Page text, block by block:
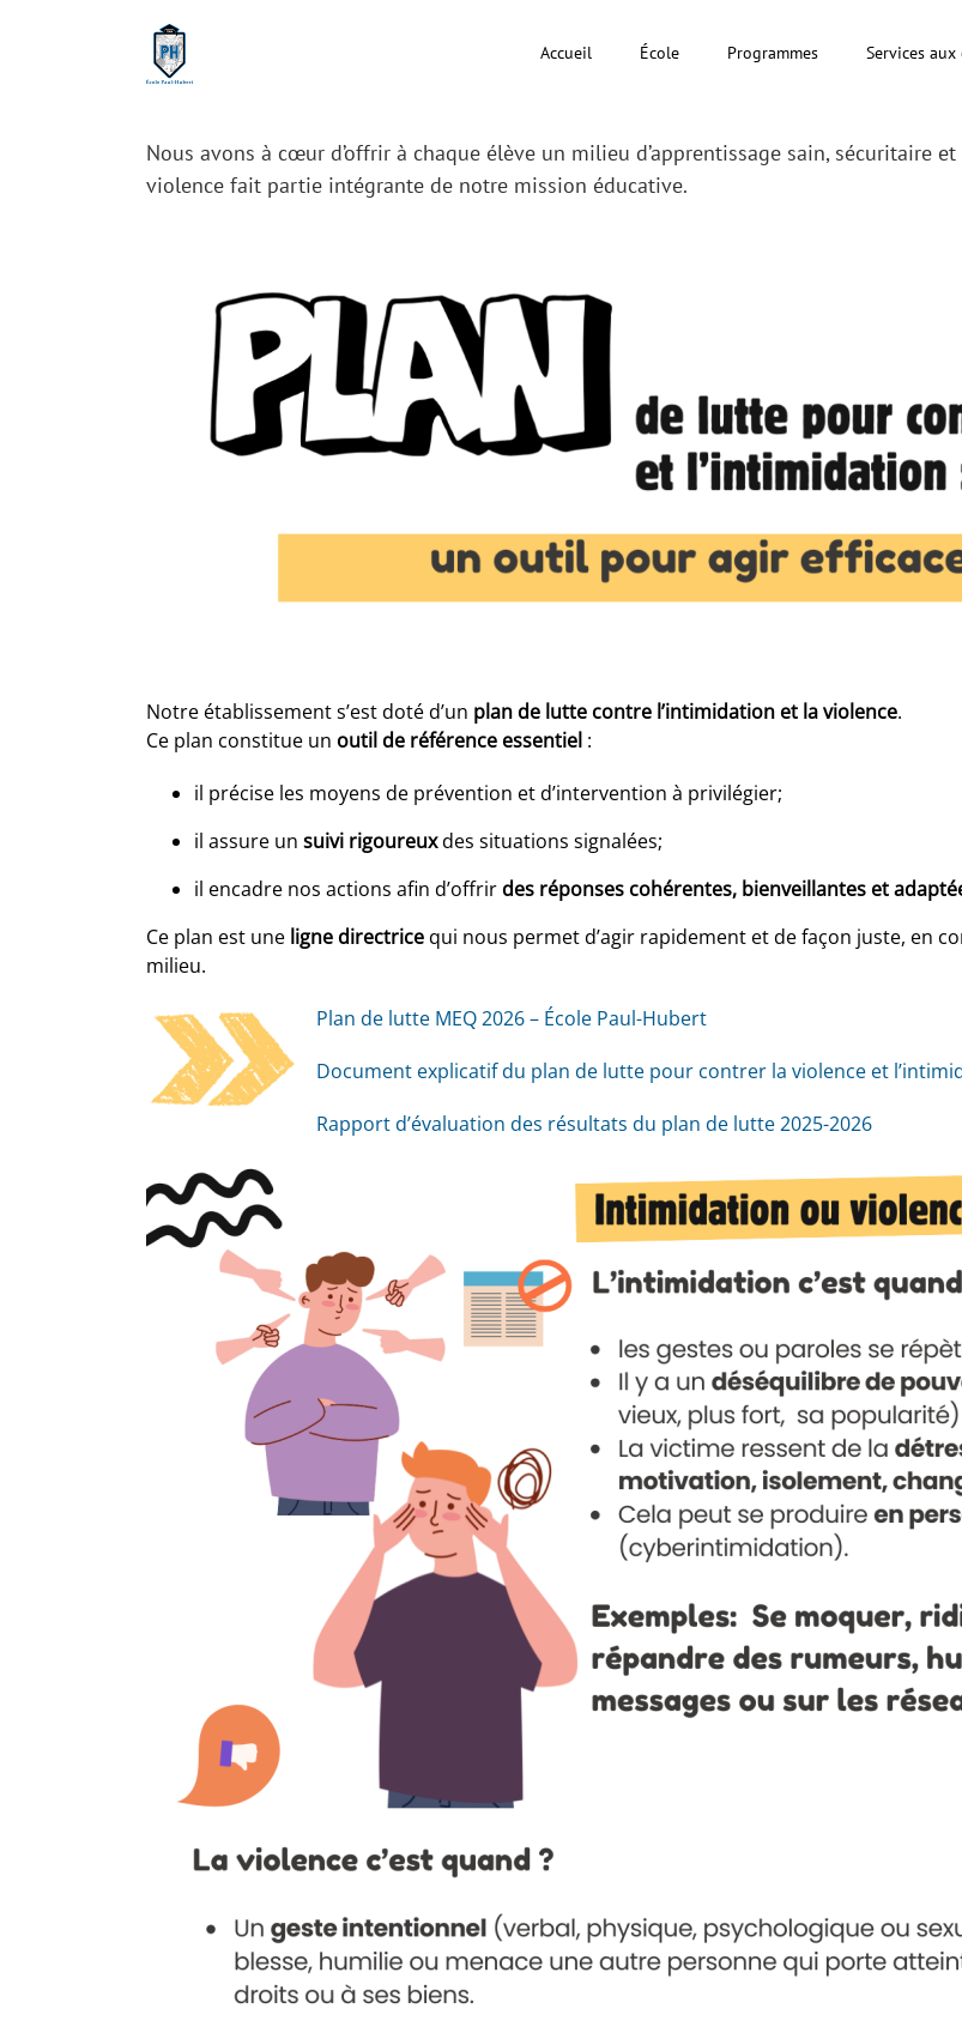
Accueil École Programmes Services aux
Nous avons à cœur d’offrir à chaque élève un milieu d’apprentissage sain, sécuritaire
violence fait partie intégrante de notre mission éducative.
Notre établissement s’est doté d’un plan de lutte contre l’intimidation et la violence.
Ce plan constitue un outil de référence essentiel:
il précise les moyens de prévention et d’intervention à privilégier;
il assure un suivi rigoureuxdes situations signalées;
il encadre nos actions afin d’offrir des réponses cohérentes, bienveillantes et
Ce plan est une ligne directricequi nous permet d’agir rapidement et de façon juste, en
milieu.
Plan de lutte MEQ 2026 – École Paul-Hubert
Document explicatif du plan de lutte pour contrer la violence et
Rapport d’évaluation des résultats du plan de lutte 2025-2026